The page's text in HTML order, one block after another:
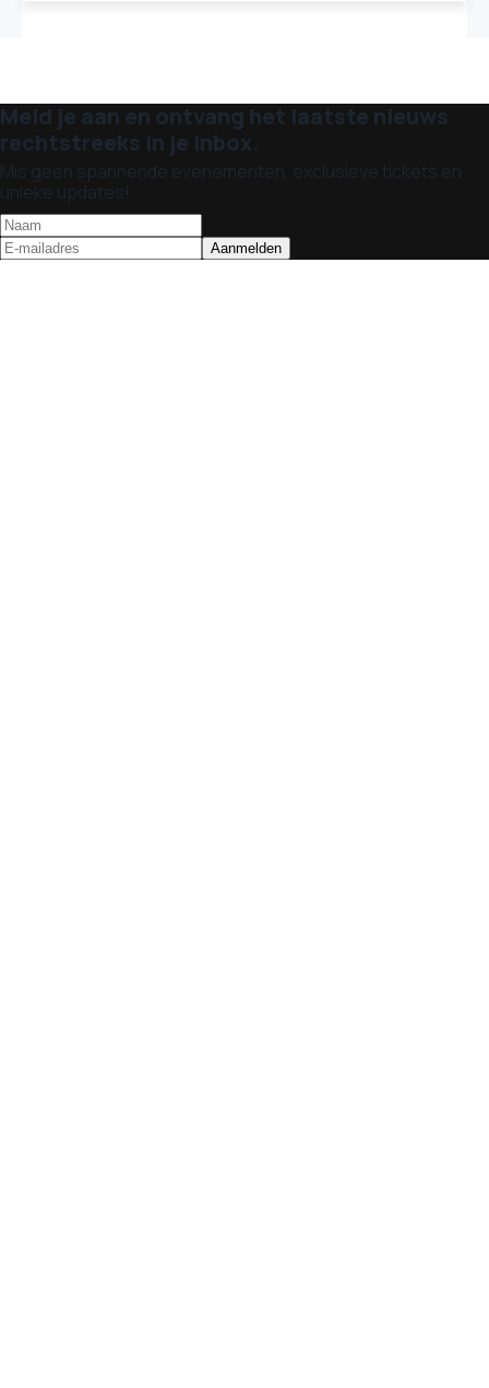
Meld je aan en ontvang het laatste nieuws
rechtstreeks in je inbox.
Mis geen spannende evenementen, exclusieve tickets en
unieke updates!